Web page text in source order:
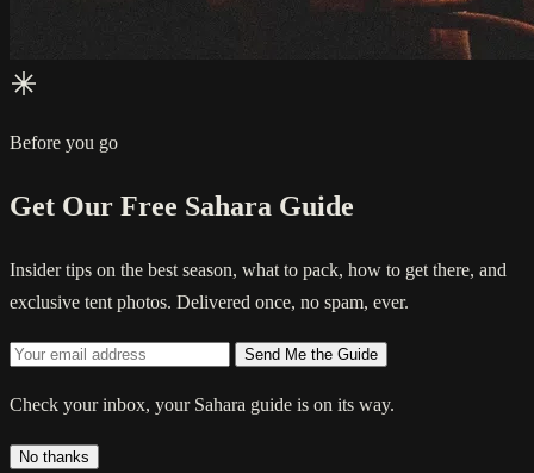
Before you go
Get Our Free Sahara Guide
Insider tips on the best season, what to pack, how to get there, and
exclusive tent photos. Delivered once, no spam, ever.
Send Me the Guide
Check your inbox, your Sahara guide is on its way.
No thanks